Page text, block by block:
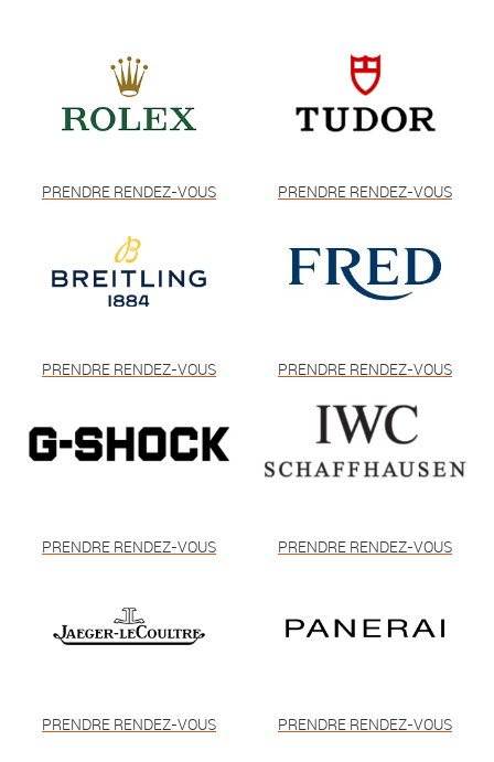
PRENDRE RENDEZ-VOUS PRENDRE RENDEZ-VOUS
PRENDRE RENDEZ-VOUS PRENDRE RENDEZ-VOUS
PRENDRE RENDEZ-VOUS PRENDRE RENDEZ-VOUS
PRENDRE RENDEZ-VOUS PRENDRE RENDEZ-VOUS